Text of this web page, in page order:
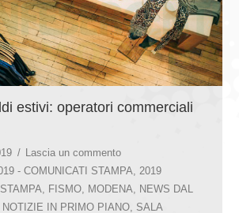
estivi: operatori commerciali
Lascia un commento
- COMUNICATI STAMPA, 2019
, FISMO, MODENA, NEWS DAL
NOTIZIE IN PRIMO PIANO, SALA